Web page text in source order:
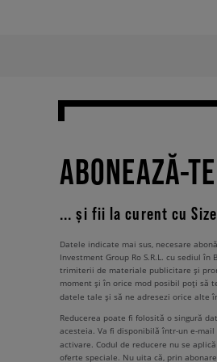
ABONEAZĂ-
... și fii la curent cu
Datele indicate mai sus, necesare
Investment Group Ro S.R.L. cu sediul
trimiterii de materiale publicitare și
moment și în orice mod posibil poți să
datele tale și să ne adresezi orice alte
Reducerea poate fi folosită o singură
acesteia. Va fi disponibilă într-un e-
activare. Codul de reducere nu se aplică
oferte speciale. Nu uita că, prin